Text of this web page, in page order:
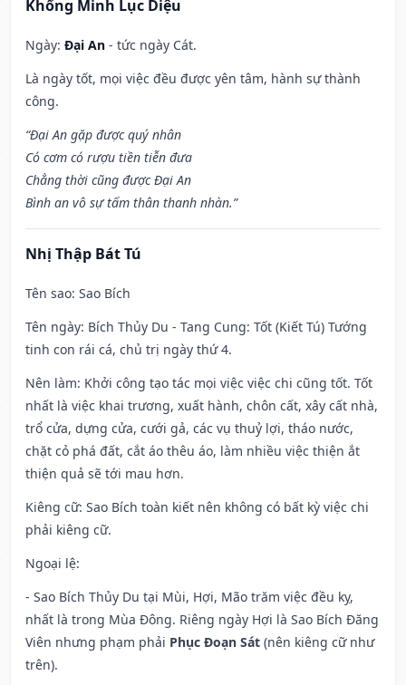
Khổng Minh Lục Diệu
Ngày: Đại An - tức ngày Cát.
Là ngày tốt, mọi việc đều được yên tâm, hành sự thành
công.
“Đại An gặp được quý nhân
Có cơm có rượu tiền tiễn đưa
Chẳng thời cũng được Đại An
Bình an vô sự tấm thân thanh nhàn.”
Nhị Thập Bát Tú
Tên sao: Sao Bích
Tên ngày: Bích Thủy Du - Tang Cung: Tốt (Kiết Tú) Tướng
tinh con rái cá, chủ trị ngày thứ 4.
Nên làm: Khởi công tạo tác mọi việc việc chi cũng tốt. Tốt
nhất là việc khai trương, xuất hành, chôn cất, xây cất nhà,
trổ cửa, dựng cửa, cưới gả, các vụ thuỷ lợi, tháo nước,
chặt cỏ phá đất, cắt áo thêu áo, làm nhiều việc thiện ắt
thiện quả sẽ tới mau hơn.
Kiêng cữ: Sao Bích toàn kiết nên không có bất kỳ việc chi
phải kiêng cữ.
Ngoại lệ:
- Sao Bích Thủy Du tại Mùi, Hợi, Mão trăm việc đều kỵ,
nhất là trong Mùa Đông. Riêng ngày Hợi là Sao Bích Đăng
Viên nhưng phạm phải Phục Đoạn Sát (nên kiêng cữ như
trên).